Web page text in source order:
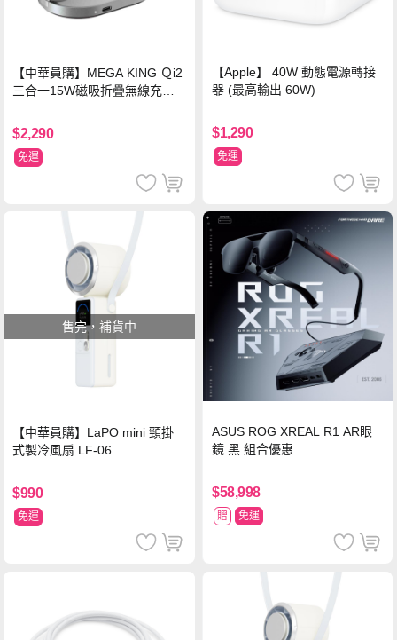
【中華員購】MEGA KING Ｑi2
三合一15W磁吸折疊無線充電
$2,290
免運
【Apple】 40W 動態電源轉接
器 (最高輸出 60W)
$1,290
免運
售完，補貨中
【中華員購】LaPO mini 頸掛
式製冷風扇 LF-06
$990
免運
ASUS ROG XREAL R1 AR眼
鏡 黑 組合優惠
$58,998
贈 免運